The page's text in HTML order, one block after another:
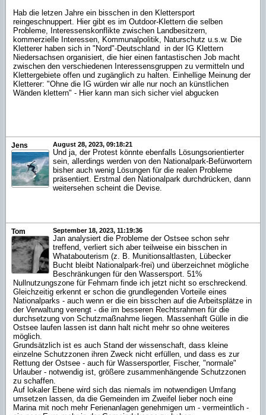
Hab die letzen Jahre ein bisschen in den Klettersport
reingeschnuppert. Hier gibt es im Outdoor-Klettern die selben
Probleme, Interessenskonflikte zwischen Landbesitzern,
kommerzielle Interessen, Kommunalpolitik, Naturschutz u.s.w. Die
Kletterer haben sich in "Nord"-Deutschland in der IG Klettern
Niedersachsen organisiert, die hier einen fantastischen Job macht
zwischen den verschiedenen Interessensgruppen zu vermitteln und
Klettergebiete offen und zugänglich zu halten. Einhellige Meinung der
Kletterer: "Ohne die IG würden wir alle nur noch an künstlichen
Wänden klettern" - Hier kann man sich sicher viel abgucken
Jens August 28, 2023, 09:18:21
Und ja, der Protest könnte ebenfalls Lösungsorientierter
sein, allerdings werden von den Nationalpark-Befürwortern
bisher auch wenig Lösungen für die realen Probleme
präsentiert. Erstmal den Nationalpark durchdrücken, dann
weitersehen scheint die Devise.
Tom September 18, 2023, 11:19:36
Jan analysiert die Probleme der Ostsee schon sehr
treffend, verliert sich aber teilweise ein bisschen in
Whatabouterism (z. B. Munitionsaltlasten, Lübecker
Bucht bleibt Nationalpark-frei) und überzeichnet mögliche
Beschränkungen für den Wassersport. 51%
Nullnutzungszone für Fehmarn finde ich jetzt nicht so erschreckend.
Gleichzeitig erkennt er schon die grundlegenden Vorteile eines
Nationalparks - auch wenn er die ein bisschen auf die Arbeitsplätze in
der Verwaltung verengt - die im besseren Rechtsrahmen für die
durchsetzung von Schutzmaßnahme liegen. Massenhaft Gülle in die
Ostsee laufen lassen ist dann halt nicht mehr so ohne weiteres
möglich.
Grundsätzlich ist es auch Stand der wissenschaft, dass kleine
einzelne Schutzzonen ihren Zweck nicht erfüllen, und dass es zur
Rettung der Ostsee - auch für Wassersportler, Fischer, "normale"
Urlauber - notwendig ist, größere zusammenhängende Schutzzonen
zu schaffen.
Auf lokaler Ebene wird sich das niemals im notwendigen Umfang
umsetzen lassen, da die Gemeinden im Zweifel lieber noch eine
Marina mit noch mehr Ferienanlagen genehmigen um - vermeintlich -